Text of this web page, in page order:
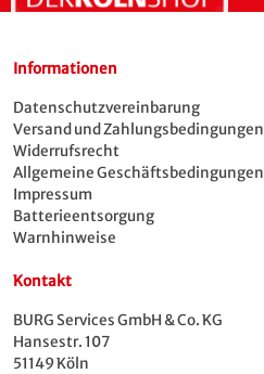
Informationen
Datenschutzvereinbarung
Versand und Zahlungsbedingungen
Widerrufsrecht
Allgemeine Geschäftsbedingungen
Impressum
Batterieentsorgung
Warnhinweise
Kontakt
BURG Services GmbH & Co. KG
Hansestr. 107
51149 Köln